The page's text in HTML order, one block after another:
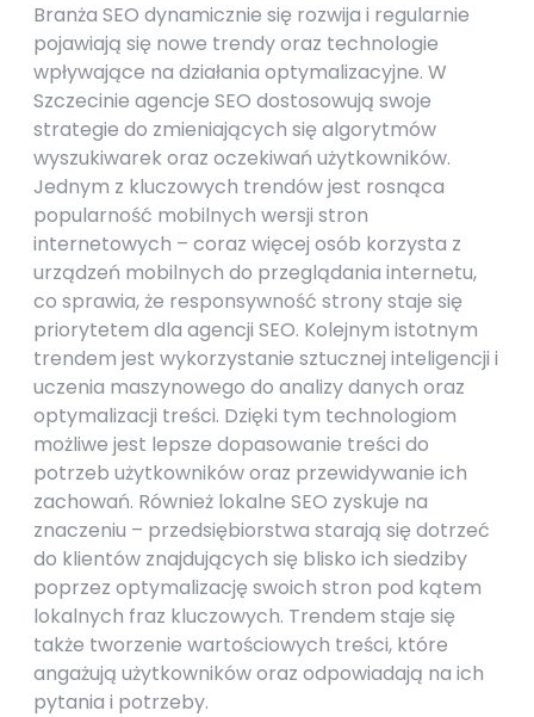
Branża SEO dynamicznie się rozwija i regularnie
pojawiają się nowe trendy oraz technologie
wpływające na działania optymalizacyjne. W
Szczecinie agencje SEO dostosowują swoje
strategie do zmieniających się algorytmów
wyszukiwarek oraz oczekiwań użytkowników.
Jednym z kluczowych trendów jest rosnąca
popularność mobilnych wersji stron
internetowych – coraz więcej osób korzysta z
urządzeń mobilnych do przeglądania internetu,
co sprawia, że responsywność strony staje się
priorytetem dla agencji SEO. Kolejnym istotnym
trendem jest wykorzystanie sztucznej inteligencji i
uczenia maszynowego do analizy danych oraz
optymalizacji treści. Dzięki tym technologiom
możliwe jest lepsze dopasowanie treści do
potrzeb użytkowników oraz przewidywanie ich
zachowań. Również lokalne SEO zyskuje na
znaczeniu – przedsiębiorstwa starają się dotrzeć
do klientów znajdujących się blisko ich siedziby
poprzez optymalizację swoich stron pod kątem
lokalnych fraz kluczowych. Trendem staje się
także tworzenie wartościowych treści, które
angażują użytkowników oraz odpowiadają na ich
pytania i potrzeby.